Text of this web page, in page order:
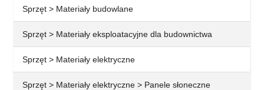
Sprzęt > Materiały budowlane
Sprzęt > Materiały eksploatacyjne dla budownictwa
Sprzęt > Materiały elektryczne
Sprzęt > Materiały elektryczne > Panele słoneczne